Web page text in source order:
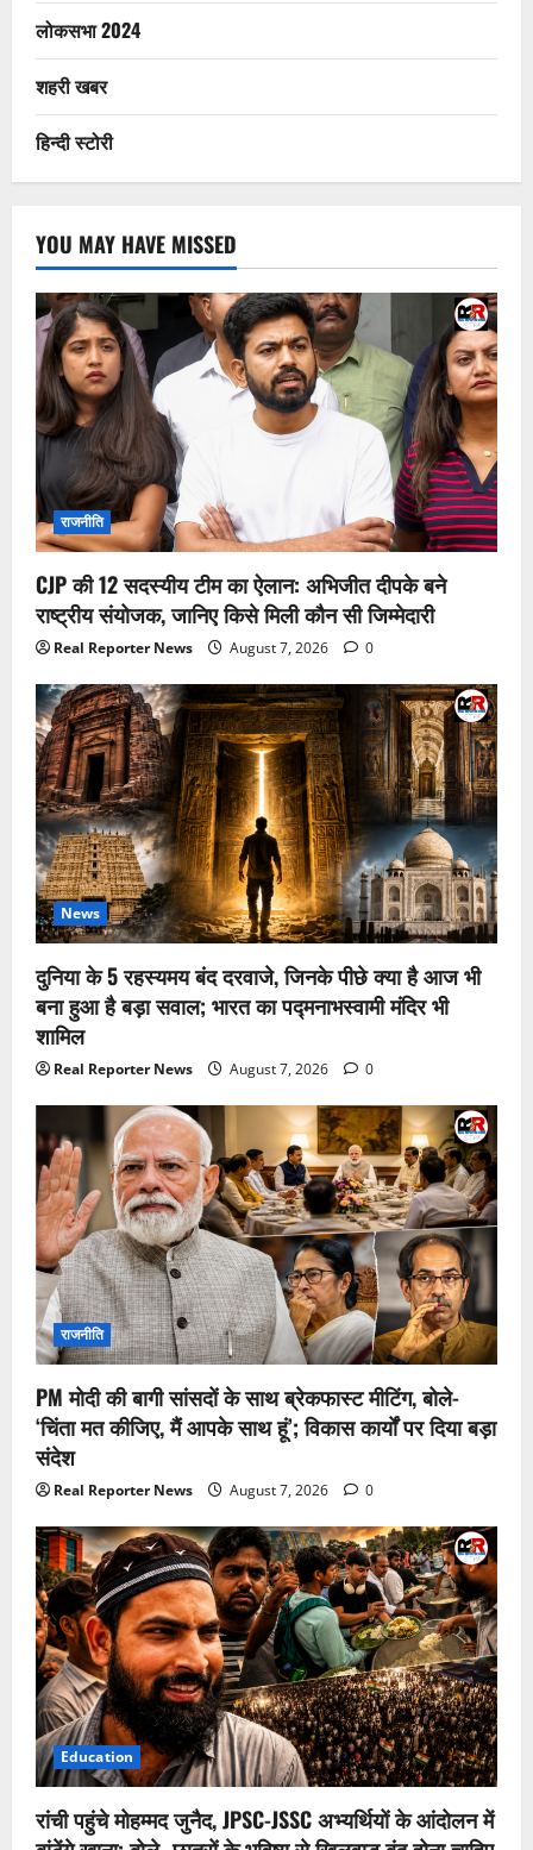
लोकसभा 2024
शहरी खबर
हिन्दी स्टोरी
YOU MAY HAVE MISSED
राजनीति
CJP की 12 सदस्यीय टीम का ऐलान: अभिजीत दीपके बने
राष्ट्रीय संयोजक, जानिए किसे मिली कौन सी जिम्मेदारी
Real Reporter News August 7, 2026 0
News
दुनिया के 5 रहस्यमय बंद दरवाजे, जिनके पीछे क्या है आज भी
बना हुआ है बड़ा सवाल; भारत का पद्मनाभस्वामी मंदिर भी
शामिल
Real Reporter News August 7, 2026 0
राजनीति
PM मोदी की बागी सांसदों के साथ ब्रेकफास्ट मीटिंग, बोले-
‘चिंता मत कीजिए, मैं आपके साथ हूं’; विकास कार्यों पर दिया बड़ा
संदेश
Real Reporter News August 7, 2026 0
Education
रांची पहुंचे मोहम्मद जुनैद, JPSC-JSSC अभ्यर्थियों के आंदोलन में